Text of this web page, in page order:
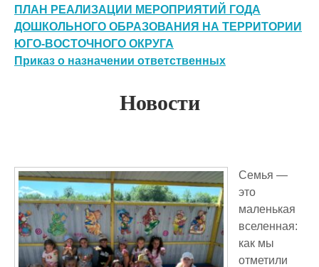
ПЛАН РЕАЛИЗАЦИИ МЕРОПРИЯТИЙ ГОДА
ДОШКОЛЬНОГО ОБРАЗОВАНИЯ НА ТЕРРИТОРИИ
ЮГО-ВОСТОЧНОГО ОКРУГА
Приказ о назначении ответственных
Новости
Семья —
это
маленькая
вселенная:
как мы
отметили